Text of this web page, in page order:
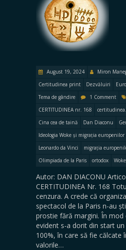
August 19, 2024 Miron
Certitudinea print
Dezvăluiri
Tema de gândire
1 Comment
CERTITUDINEA nr. 168
Cina cea de taină
Dan Diaconu
Ideologia Woke și migrația
Leonardo da Vinci
migrația
Olimpiada de la Paris
ortodox Woke
Autor: DAN DIACONU
CERTITUDINEA Nr. 168
cenzura. A crede că
spectacol de la Paris n-au
prostie fără margini. În mod
evident s-a dorit din start
100%, în care să fie călcate
valorile…